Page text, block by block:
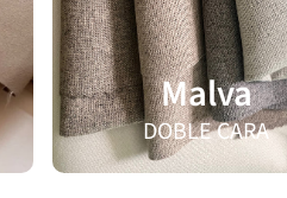
Malva
DOBLE CARA